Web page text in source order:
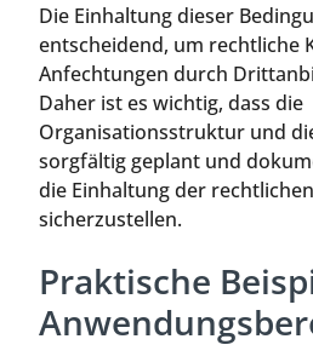
Die Einhaltung dieser
entscheidend, um rechtliche
Anfechtungen durch
Daher ist es wichtig, dass die
Organisationsstruktur und
sorgfältig geplant und
die Einhaltung der
sicherzustellen.
Praktische